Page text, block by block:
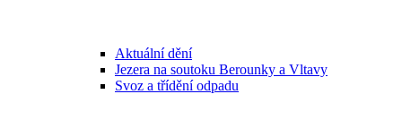
Aktuální dění
Jezera na soutoku Berounky a Vltavy
Svoz a třídění odpadu